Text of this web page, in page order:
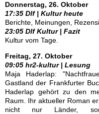
Donnerstag, 26. Oktober
17:35 Dlf | Kultur heute
Berichte, Meinungen,
23:05 Dlf Kultur | Fazit
Kultur vom Tage.
Freitag, 27. Oktober
09:05 hr2-kultur | Lesung
Maja Haderlap:
Gastland der Frankfurter
Haderlap gehört zu den
Raum. Ihr aktueller Roman
nicht nur Länder,